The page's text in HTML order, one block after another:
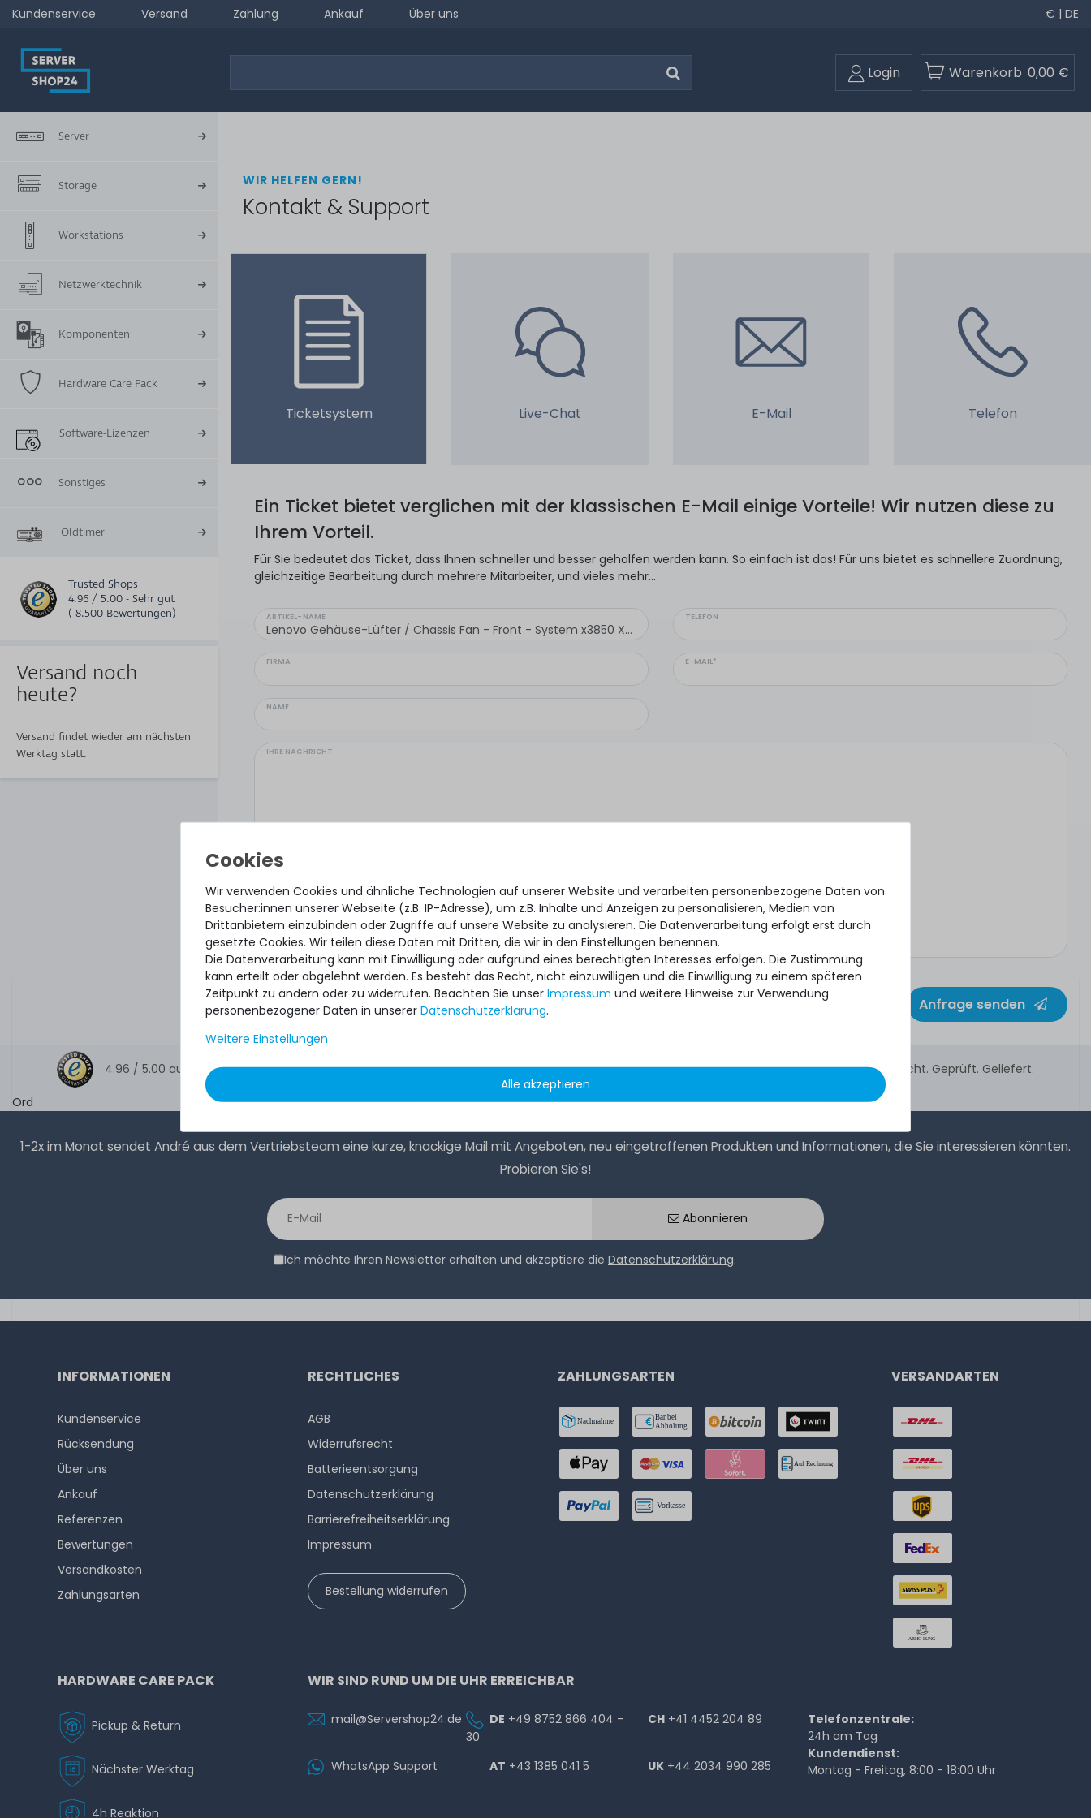
Kundenservice Versand Zahlung Ankauf Über uns € | DE
Login Warenkorb 0,00 €
Server
Storage
Workstations
Netzwerktechnik
Komponenten
Hardware Care Pack
Software-Lizenzen
Sonstiges
Oldtimer
Trusted Shops
4.96 / 5.00 - Sehr gut
( 8.500 Bewertungen)
Versand noch
heute?
Versand findet wieder am nächsten
Werktag statt.
WIR HELFEN GERN!
Kontakt & Support
Ticketsystem Live-Chat E-Mail Telefon
Ein Ticket bietet verglichen mit der klassischen E-Mail einige Vorteile! Wir nutzen diese zu
Ihrem Vorteil.
Für Sie bedeutet das Ticket, dass Ihnen schneller und besser geholfen werden kann. So einfach ist das! Für uns bietet es schnellere Zuordnung,
gleichzeitige Bearbeitung durch mehrere Mitarbeiter, und vieles mehr...
ARTIKEL-NAME
FIRMA
NAME
TELEFON
E-MAIL*
IHRE NACHRICHT
Hiermit bestätige ich, dass ich dieDaten­schutz­erklärunggelesen habe.*
Anfrage senden
4.96 / 5.00 aus 8.500Bewertungen Gebraucht. Geprüft. Geliefert.
Ord
1-2x im Monat sendet André aus dem Vertriebsteam eine kurze, knackige Mail mit Angeboten, neu eingetroffenen Produkten und Informationen, die Sie interessieren könnten.
Probieren Sie's!
Abonnieren
Ich möchte Ihren Newsletter erhalten und akzeptiere die Datenschutzerklärung.
Wir verwenden Cookies und ähnliche Technologien auf unserer Website und verarbeiten personenbezogene Daten von
Besucher:innen unserer Webseite (z.B. IP-Adresse), um z.B. Inhalte und Anzeigen zu personalisieren, Medien von
Drittanbietern einzubinden oder Zugriffe auf unsere Website zu analysieren. Die Datenverarbeitung erfolgt erst durch
gesetzte Cookies. Wir teilen diese Daten mit Dritten, die wir in den Einstellungen benennen.
Die Datenverarbeitung kann mit Einwilligung oder aufgrund eines berechtigten Interesses erfolgen. Die Zustimmung
kann erteilt oder abgelehnt werden. Es besteht das Recht, nicht einzuwilligen und die Einwilligung zu einem späteren
Zeitpunkt zu ändern oder zu widerrufen. Beachten Sie unser Impressum und weitere Hinweise zur Verwendung
personenbezogener Daten in unserer Daten­schutz­erklärung.
Weitere Einstellungen
Alle akzeptieren
INFORMATIONEN
Kundenservice
Rücksendung
Über uns
Ankauf
Referenzen
Bewertungen
Versandkosten
Zahlungsarten
RECHTLICHES
AGB
Widerrufs­recht
Batterieentsorgung
Datenschutzerklärung
Barrierefreiheitserklärung
Impressum
Bestellung widerrufen
ZAHLUNGSARTEN VERSANDARTEN
HARDWARE CARE PACK
Pickup & Return
Nächster Werktag
4h Reaktion
WIR SIND RUND UM DIE UHR ERREICHBAR
mail@Servershop24.de DE +49 8752 866 404 -
30
CH +41 4452 204 89
WhatsApp Support AT +43 1385 041 5 UK +44 2034 990 285
Telefonzentrale:
24h am Tag
Kundendienst:
Montag - Freitag, 8:00 - 18:00 Uhr